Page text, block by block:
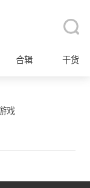
合辑 干货
戏